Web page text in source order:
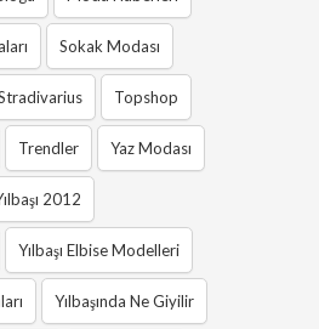
Sokak Modası
Topshop
Trendler Yaz Modası
2012
Yılbaşı Elbise Modelleri
Yılbaşında Ne Giyilir